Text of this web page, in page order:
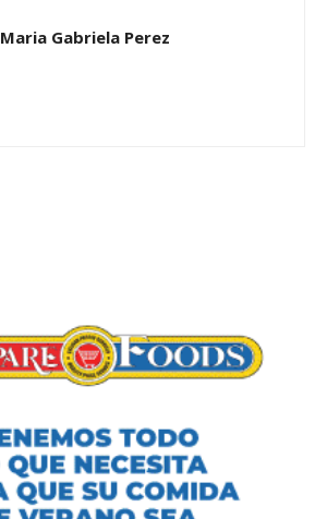
Maria Gabriela Perez